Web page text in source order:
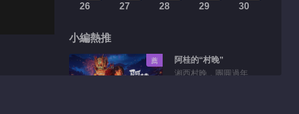
26 27 28 29 30
小編熱推
薦
阿桂的“村晚”
湘西村晚，團圓過年